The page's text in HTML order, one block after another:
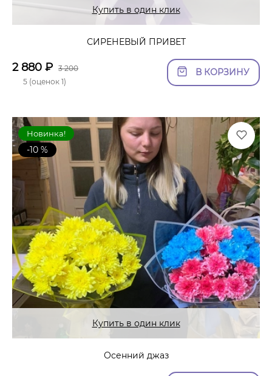
Купить в один клик
СИРЕНЕВЫЙ ПРИВЕТ
2 880 ₽ 3 200
5 (оценок 1)
В КОРЗИНУ
Новинка!
-10 %
Купить в один клик
Осенний джаз